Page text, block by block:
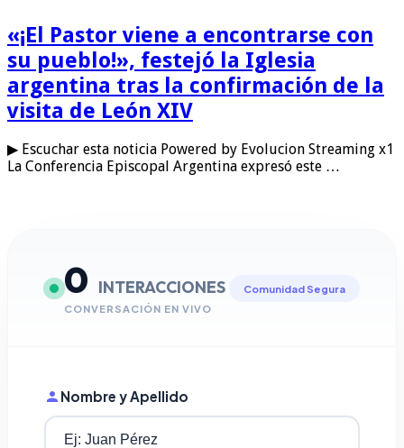
«¡El Pastor viene a encontrarse con
su pueblo!», festejó la Iglesia
argentina tras la confirmación de la
visita de León XIV
▶ Escuchar esta noticia Powered by Evolucion Streaming x1
La Conferencia Episcopal Argentina expresó este …
0 INTERACCIONES
CONVERSACIÓN EN VIVO
Comunidad Segura
Nombre y Apellido